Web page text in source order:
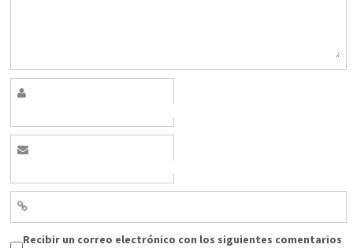
Recibir un correo electrónico con los siguientes comentarios